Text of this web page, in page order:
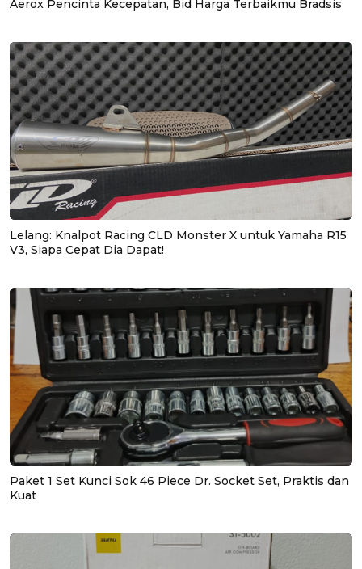
Aerox Pencinta Kecepatan, Bid Harga Terbaikmu Bradsis
Lelang: Knalpot Racing CLD Monster X untuk Yamaha R15
V3, Siapa Cepat Dia Dapat!
Paket 1 Set Kunci Sok 46 Piece Dr. Socket Set, Praktis dan
Kuat